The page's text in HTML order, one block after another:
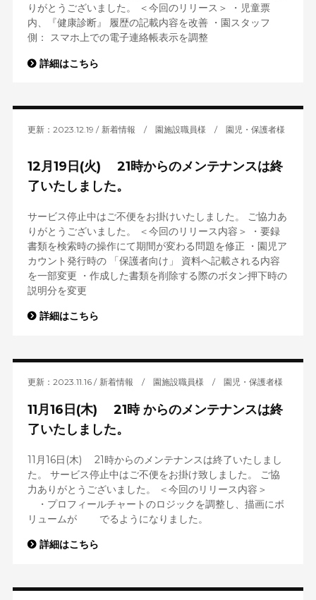
りがとうございました。 ＜今回のリリース＞ ・児童票
内、『健康診断』 履歴の記載内容を改善 ・園スタッフ
側： スマホ上での電子連絡帳表示を調整
詳細はこちら
更新：2023.12.19 新着情報 / 園施設職員様 / 園児・保護者様
12月19日(火) 21時からのメンテナンスは終
了いたしました。
サービス停止中はご不便をお掛けいたしました。 ご協力あ
りがとうございました。 ＜今回のリリース内容＞ ・要録
書類を検索時の操作にて期間が変わる問題を修正 ・園児ア
カウント発行時の 「保護者向け」 資料へ記載される内容
を一部変更 ・作成した書類を削除する際のボタン押下時の
説明分を変更
詳細はこちら
更新：2023.11.16 新着情報 / 園施設職員様 / 園児・保護者様
11月16日(木) 21時 からのメンテナンスは終
了いたしました。
11月16日(木) 21時からのメンテナンスは終了いたしまし
た。 サービス停止中はご不便をお掛け致しました。 ご協
力ありがとうございました。 ＜今回のリリース内容＞
・プロフィールチャートのロジックを調整し、描画にボ
リュームが でるようになりました。
詳細はこちら